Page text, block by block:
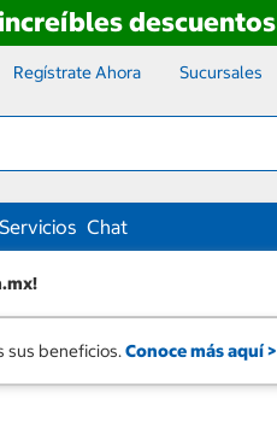
descuentos
Regístrate Ahora Sucursales
Servicios Chat
sus beneficios. Conoce más aquí >